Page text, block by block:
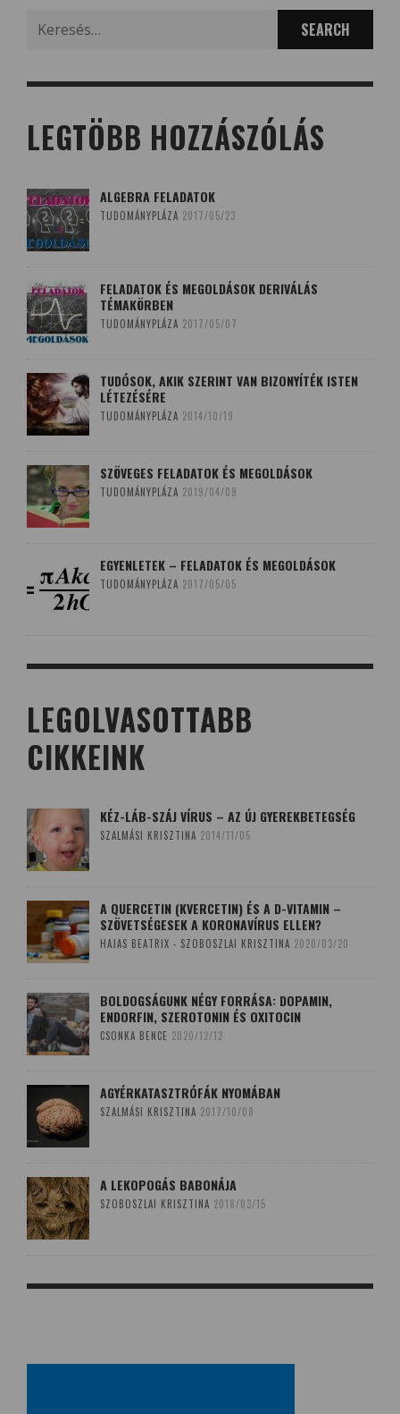
LEGTÖBB HOZZÁSZÓLÁS
ALGEBRA FELADATOK
TUDOMÁNYPLÁZA 2017/05/23
FELADATOK ÉS MEGOLDÁSOK DERIVÁLÁS
TÉMAKÖRBEN
TUDOMÁNYPLÁZA 2017/05/07
TUDÓSOK, AKIK SZERINT VAN BIZONYÍTÉK ISTEN
LÉTEZÉSÉRE
TUDOMÁNYPLÁZA 2014/10/19
SZÖVEGES FELADATOK ÉS MEGOLDÁSOK
TUDOMÁNYPLÁZA 2019/04/09
EGYENLETEK – FELADATOK ÉS MEGOLDÁSOK
TUDOMÁNYPLÁZA 2017/05/05
LEGOLVASOTTABB
CIKKEINK
KÉZ-LÁB-SZÁJ VÍRUS – AZ ÚJ GYEREKBETEGSÉG
SZALMÁSI KRISZTINA 2014/11/05
A QUERCETIN (KVERCETIN) ÉS A D-VITAMIN –
SZÖVETSÉGESEK A KORONAVÍRUS ELLEN?
HAJAS BEATRIX - SZOBOSZLAI KRISZTINA 2020/03/20
BOLDOGSÁGUNK NÉGY FORRÁSA: DOPAMIN,
ENDORFIN, SZEROTONIN ÉS OXITOCIN
CSONKA BENCE 2020/12/12
AGYÉRKATASZTRÓFÁK NYOMÁBAN
SZALMÁSI KRISZTINA 2017/10/08
A LEKOPOGÁS BABONÁJA
SZOBOSZLAI KRISZTINA 2018/03/15